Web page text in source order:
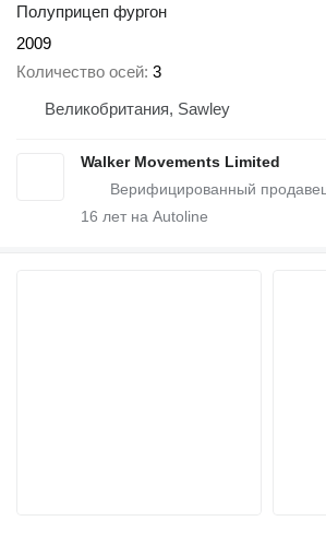
Полуприцеп фургон
2009
Количество осей 3
Великобритания, Sawley
Walker Movements Limited
16 лет на Autoline